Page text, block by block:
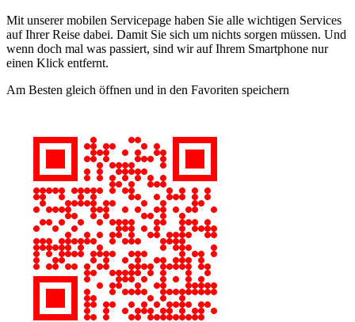
Mit unserer mobilen Servicepage haben Sie alle wichtigen Services
auf Ihrer Reise dabei. Damit Sie sich um nichts sorgen müssen. Und
wenn doch mal was passiert, sind wir auf Ihrem Smartphone nur
einen Klick entfernt.
Am Besten gleich öffnen und in den Favoriten speichern